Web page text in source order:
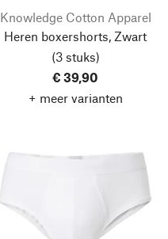
Knowledge Cotton Apparel
Heren boxershorts, Zwart
(3 stuks)
€ 39,90
+ meer varianten